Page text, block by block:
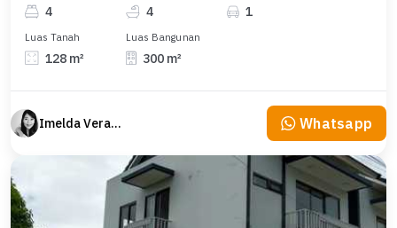
4 4 1
Luas Tanah
128 m²
Luas Bangunan
300 m²
Imelda Veranika Whatsapp